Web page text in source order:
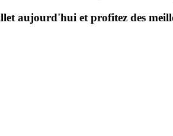
aujourd'hui et profitez des